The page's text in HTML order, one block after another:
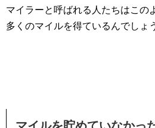
マイラーと呼ばれる人たちはこの
多くのマイルを得ているんでしょ